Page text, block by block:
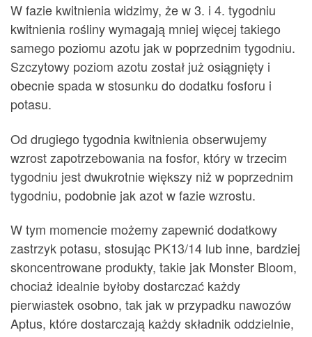
W fazie kwitnienia widzimy, że w 3. i 4. tygodniu
kwitnienia rośliny wymagają mniej więcej takiego
samego poziomu azotu jak w poprzednim tygodniu.
Szczytowy poziom azotu został już osiągnięty i
obecnie spada w stosunku do dodatku fosforu i
potasu.
Od drugiego tygodnia kwitnienia obserwujemy
wzrost zapotrzebowania na fosfor, który w trzecim
tygodniu jest dwukrotnie większy niż w poprzednim
tygodniu, podobnie jak azot w fazie wzrostu.
W tym momencie możemy zapewnić dodatkowy
zastrzyk potasu, stosując PK13/14 lub inne, bardziej
skoncentrowane produkty, takie jak Monster Bloom,
chociaż idealnie byłoby dostarczać każdy
pierwiastek osobno, tak jak w przypadku nawozów
Aptus, które dostarczają każdy składnik oddzielnie,